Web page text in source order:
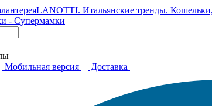
LANOTTI. Итальянские тренды.
Мобильная версия Доставка